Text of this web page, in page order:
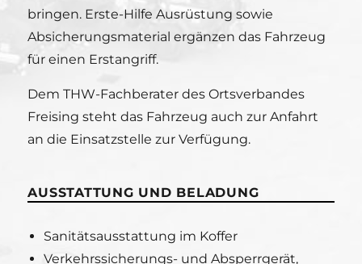
bringen. Erste-Hilfe Ausrüstung sowie
Absicherungsmaterial ergänzen das Fahrzeug
für einen Erstangriff.
Dem THW-Fachberater des Ortsverbandes
Freising steht das Fahrzeug auch zur Anfahrt
an die Einsatzstelle zur Verfügung.
AUSSTATTUNG UND BELADUNG
Sanitätsausstattung im Koffer
Verkehrssicherungs- und Absperrgerät,